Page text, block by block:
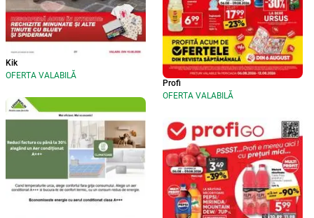
Kik
OFERTA VALABILĂ
Profi
OFERTA VALABILĂ